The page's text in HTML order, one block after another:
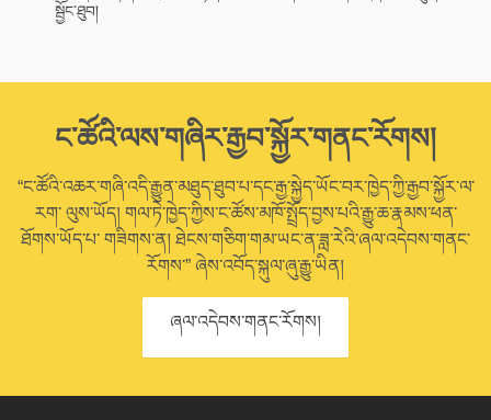
སྦྱོང་ཐུབ།
ང་ཚོའི་ལས་གཞིར་རྒྱབ་སྐྱོར་གནང་རོགས།
“ང་ཚོའི་འཆར་གཞི་འདི་རྒྱུན་མཐུད་ཐུབ་པ་དང་རྒྱ་སྐྱེད་ཡོང་བར་ཁྱེད་ཀྱི་རྒྱབ་སྐྱོར་ལ་
རག་ ལུས་ཡོད། གལ་ཏེ་ཁྱེད་ཀྱིས་ང་ཚོས་མཁོ་སྤྲོད་བྱས་པའི་རྒྱུ་ཆ་རྣམས་ཕན་
ཐོགས་ཡོད་པ་ གཟིགས་ན། ཐེངས་གཅིག་གམ་ཡང་ན་ཟླ་རེའི་ཞལ་འདེབས་གནང་
རོགས་” ཞེས་འབོད་སྐུལ་ཞུ་རྒྱུ་ཡིན།
ཞལ་འདེབས་གནང་རོགས།